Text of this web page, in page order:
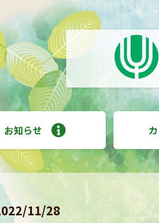
お知らせ
11/28